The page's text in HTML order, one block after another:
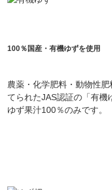
100％国産・有機ゆずを使用
農薬・化学肥料・動物性
てられたJAS認証の「有機
ゆず果汁100％のみです。